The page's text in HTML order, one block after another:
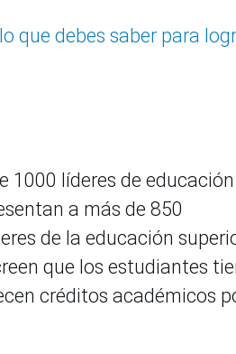
que debes saber para
1000 líderes de educación
a más de 850
de la educación
que los estudiantes
créditos académicos